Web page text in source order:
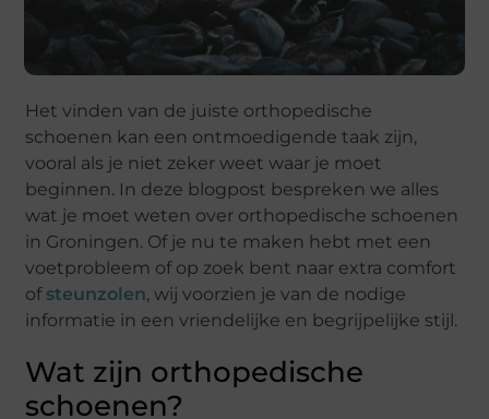
Het vinden van de juiste orthopedische
schoenen kan een ontmoedigende taak zijn,
vooral als je niet zeker weet waar je moet
beginnen. In deze blogpost bespreken we alles
wat je moet weten over orthopedische schoenen
in Groningen. Of je nu te maken hebt met een
voetprobleem of op zoek bent naar extra comfort
of steunzolen, wij voorzien je van de nodige
informatie in een vriendelijke en begrijpelijke stijl.
Wat zijn orthopedische
schoenen?